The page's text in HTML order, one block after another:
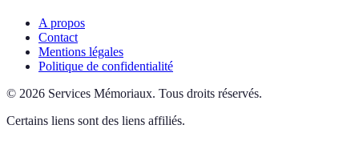
A propos
Contact
Mentions légales
Politique de confidentialité
© 2026 Services Mémoriaux. Tous droits réservés.
Certains liens sont des liens affiliés.